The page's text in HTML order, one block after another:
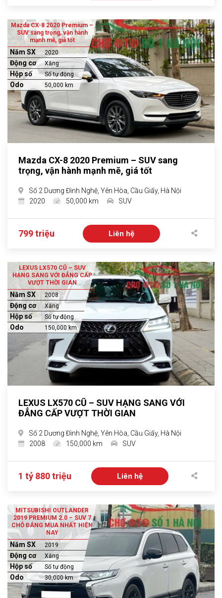
Mazda CX-8 2020 Premium –
SUV sang trọng, vận hành
mạnh mẽ, giá tốt
Năm SX 2020
Động cơ Xăng
Hộp số Số tự động
Odo 50,000 km
Mazda CX-8 2020 Premium – SUV sang
trọng, vận hành mạnh mẽ, giá tốt
Số 2 Dương Đình Nghệ, Yên Hòa, Cầu Giấy, Hà Nội
2020
50,000 km SUV
799 triệu Liên hệ
LEXUS LX570 CŨ – SUV
HẠNG SANG VỚI ĐẲNG CẤP
VƯỢT THỜI GIAN
Năm SX 2008
Động cơ Xăng
Hộp số Số tự động
Odo 150,000 km
LEXUS LX570 CŨ – SUV HẠNG SANG VỚI
ĐẲNG CẤP VƯỢT THỜI GIAN
Số 2 Dương Đình Nghệ, Yên Hòa, Cầu Giấy, Hà Nội
2008
150,000 km SUV
1 tỷ 880 triệu Liên hệ
MITSUBISHI OUTLANDER
2019 PREMIUM 2.0 – SUV 7
CHỖ ĐÁNG MUA NHẤT HIỆN
NAY
Năm SX 2019
Động cơ Xăng
Hộp số Số tự động
Odo 30,000 km